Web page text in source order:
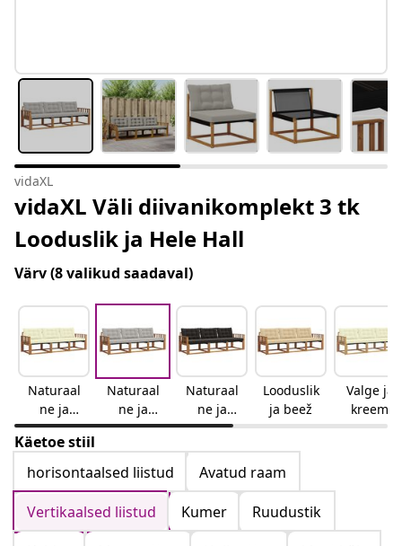
vidaXL
vidaXL Väli diivanikomplekt 3 tk
Looduslik ja Hele Hall
Värv(8 valikud saadaval)
Naturaal
ne ja
kreemjas
Naturaal
ne ja
helehall
Naturaal
ne ja
must
Looduslik
ja beež
Valge ja
kreem
Käetoe stiil
horisontaalsed liistud
Avatud raam
Vertikaalsed liistud
Kumer
Ruudustik